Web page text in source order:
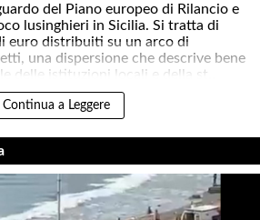
del Piano europeo di Rilancio e
lusinghieri in Sicilia. Si tratta di
euro distribuiti su un arco di
una dispersione che descrive bene
delle istituzioni locali e della st..
Continua a Leggere